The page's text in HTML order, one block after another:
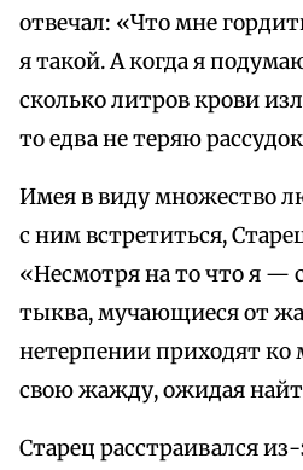
отвечал: «Что мне
я такой. А когда я
сколько литров крови
то едва не теряю
Имея в виду множество
с ним встретиться,
«Несмотря на то что я —
тыква, мучающиеся от
нетерпении приходят ко
свою жажду, ожидая
Старец расстраивался